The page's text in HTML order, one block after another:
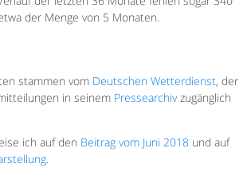
der Menge von 5 Monaten.
stammen vom Deutschen Wetterdienst, der
in seinem Pressearchivzugänglich
ich auf den Beitrag vom Juni 2018 und auf
.